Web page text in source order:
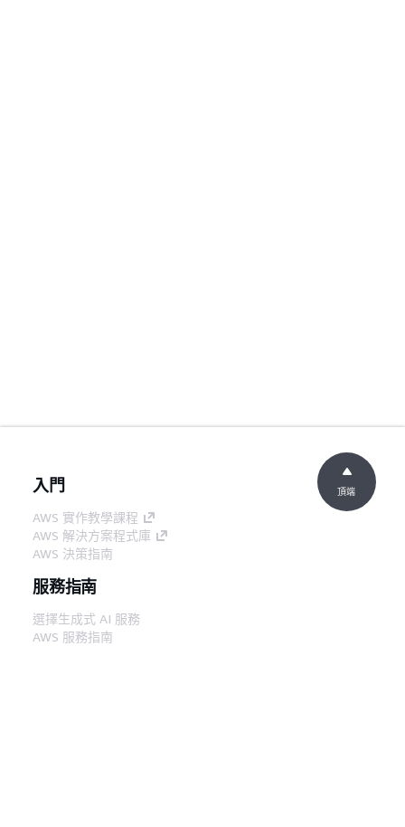
入門
AWS 實作教學課程
AWS 解決方案程式庫
AWS 決策指南
服務指南
選擇生成式 AI 服務
AWS 服務指南
頂端